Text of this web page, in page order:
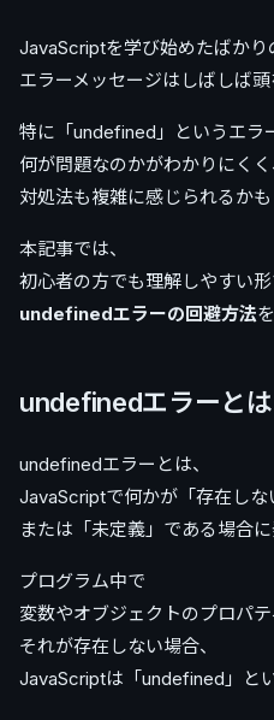
JavaScriptを学び始めたばかり
エラーメッセージはしばしば頭
特に「undefined」というエラ
何が問題なのかがわかりにくく
対処法も複雑に感じられるかも
本記事では、
初心者の方でも理解しやすい形
undefinedエラーの回避方法
undefinedエラーとは
undefinedエラーとは、
JavaScriptで何かが「存在しな
または「未定義」である場合
プログラム中で
変数やオブジェクトのプロパテ
それが存在しない場合、
JavaScriptは「undefined」と